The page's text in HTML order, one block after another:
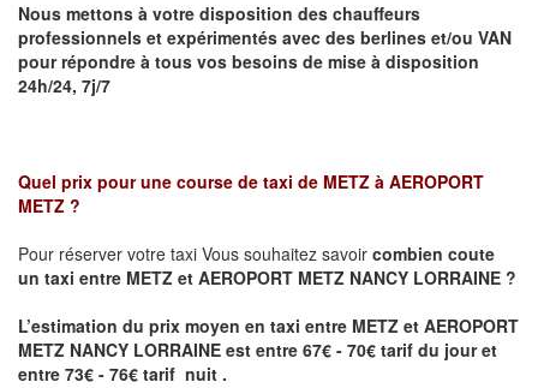
Nous mettons à votre disposition des chauffeurs
professionnels et expérimentés avec des berlines et/ou VAN
pour répondre à tous vos besoins de mise à disposition
24h/24, 7j/7
Quel prix pour une course de taxi de METZ à AEROPORT
METZ ?
Pour réserver votre taxi Vous souhaitez savoir combien coute
un taxi entre METZ et AEROPORT METZ NANCY LORRAINE ?
L’estimation du prix moyen en taxi entre METZ et AEROPORT
METZ NANCY LORRAINE est entre 67€ - 70€ tarif du jour et
entre 73€ - 76€ tarif nuit .